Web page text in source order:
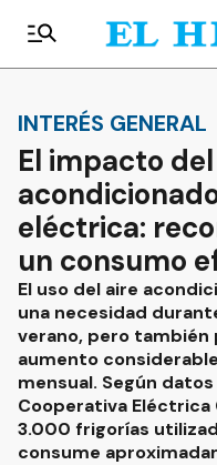
INTERÉS GENERAL
El impacto
eléctrica:
un consumo
El uso del aire
una necesidad
verano, pero
aumento
mensual. Según
Cooperativa Eléctrica
3.000 frigorías
consume